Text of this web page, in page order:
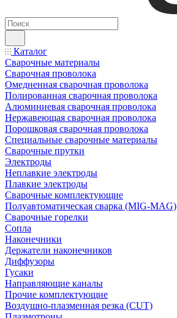
Каталог
Сварочные материалы
Сварочная проволока
Омедненная сварочная проволока
Полированная сварочная проволока
Алюминиевая сварочная проволока
Нержавеющая сварочная проволока
Порошковая сварочная проволока
Специальные сварочные материалы
Сварочные прутки
Электроды
Неплавкие электроды
Плавкие электроды
Сварочные комплектующие
Полуавтоматическая сварка (MIG-MAG)
Сварочные горелки
Сопла
Наконечники
Держатели наконечников
Диффузоры
Гусаки
Направляющие каналы
Прочие комплектующие
Воздушно-плазменная резка (CUT)